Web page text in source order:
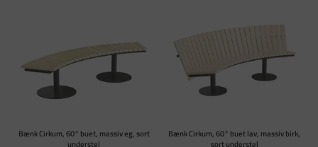
Bænk Cirkum, 60° buet, massiv eg, sort
understel
Bænk Cirkum, 60° buet lav, massiv birk,
sort understel